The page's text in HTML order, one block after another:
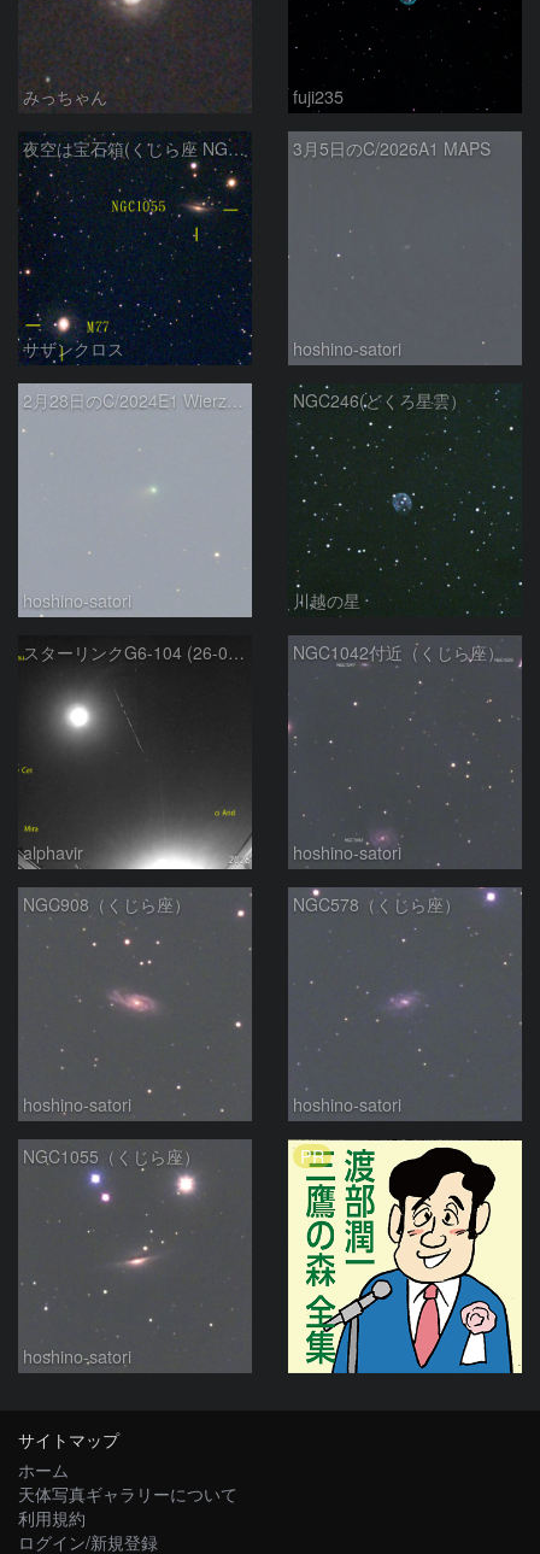
みっちゃん fuji235
夜空は宝石箱(くじら座 NGC1055) Seestar50
サザンクロス
3月5日のC/2026A1 MAPS
hoshino-satori
2月28日のC/2024E1 Wierzchos
hoshino-satori
NGC246(どくろ星雲）
川越の星
スターリンクG6-104 (26-02-23)
alphavir
NGC1042付近（くじら座）
hoshino-satori
NGC908（くじら座）
hoshino-satori
NGC578（くじら座）
hoshino-satori
NGC1055（くじら座）
hoshino-satori
PR
サイトマップ
ホーム
天体写真ギャラリーについて
利用規約
ログイン/新規登録